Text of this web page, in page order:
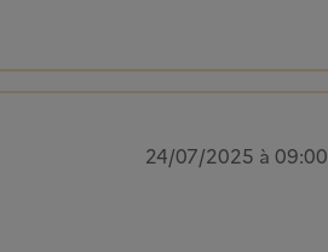
24/07/2025 à 09:00